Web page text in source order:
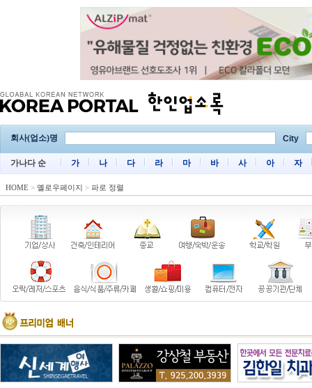
회사(업소)명 City
가나다 순 가 나 다 라 마 바 사 아 자
HOME > 옐로우페이지 > 파로 정렬